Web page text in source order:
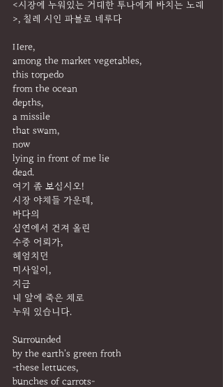
<시장에 누워있는 거대한 투나에게 바치는 노래
>, 칠레 시인 파블로 네루다
Here,
among the market vegetables,
this torpedo
from the ocean
depths,
a missile
that swam,
now
lying in front of me lie
dead.
여기 좀 보십시오!
시장 야채들 가운데,
바다의
심연에서 건져 올린
수중 어뢰가,
헤엄치던
미사일이,
지금
내 앞에 죽은 채로
누워 있습니다.
Surrounded
by the earth's green froth
-these lettuces,
bunches of carrots-